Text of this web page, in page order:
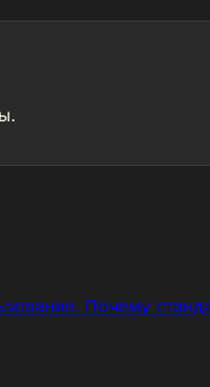
Почему